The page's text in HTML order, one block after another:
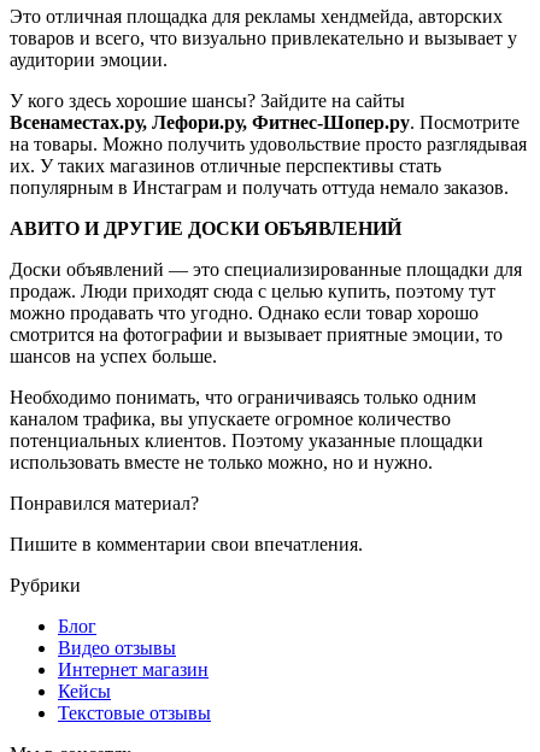
Это отличная площадка для рекламы хендмейда, авторских
товаров и всего, что визуально привлекательно и вызывает у
аудитории эмоции.
У кого здесь хорошие шансы? Зайдите на сайты
Всенаместах.ру, Лефори.ру, Фитнес-Шопер.ру. Посмотрите
на товары. Можно получить удовольствие просто разглядывая
их. У таких магазинов отличные перспективы стать
популярным в Инстаграм и получать оттуда немало заказов.
АВИТО И ДРУГИЕ ДОСКИ ОБЪЯВЛЕНИЙ
Доски объявлений — это специализированные площадки для
продаж. Люди приходят сюда с целью купить, поэтому тут
можно продавать что угодно. Однако если товар хорошо
смотрится на фотографии и вызывает приятные эмоции, то
шансов на успех больше.
Необходимо понимать, что ограничиваясь только одним
каналом трафика, вы упускаете огромное количество
потенциальных клиентов. Поэтому указанные площадки
использовать вместе не только можно, но и нужно.
Понравился материал?
Пишите в комментарии свои впечатления.
Рубрики
Блог
Видео отзывы
Интернет магазин
Кейсы
Текстовые отзывы